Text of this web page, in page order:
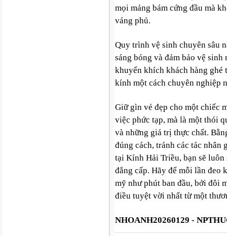
mọi mảng bám cứng đầu mà
váng phủ.
Quy trình vệ sinh chuyên sâu
sáng bóng và đảm bảo vệ
khuyến khích khách hàng ghé
kính một cách chuyên nghiệp
Giữ gìn vẻ đẹp cho một chiếc
việc phức tạp, mà là một thói
và những giá trị thực chất.
đúng cách, tránh các tác
tại Kính Hải Triều, bạn sẽ
đẳng cấp. Hãy để mỗi lần đeo
mỹ như phút ban đầu, bởi đôi
điều tuyệt vời nhất từ một
NHOANH20260129 -